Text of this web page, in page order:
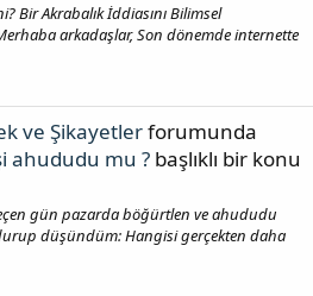
Bir Akrabalık İddiasını Bilimsel
arkadaşlar, Son dönemde internette
ve Şikayetlerforumunda
ahududu mu ? başlıklı bir konu
gün pazarda böğürtlen ve ahududu
düşündüm: Hangisi gerçekten daha